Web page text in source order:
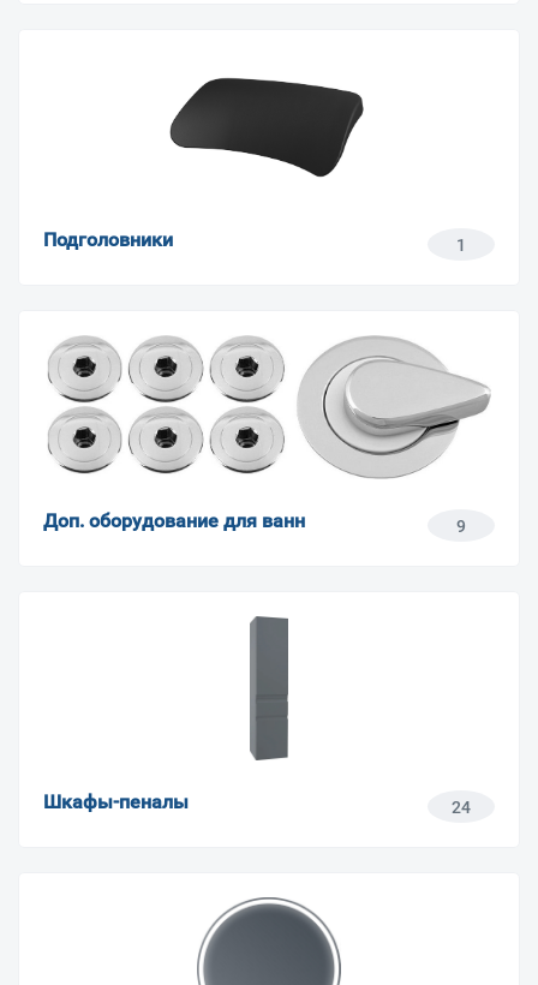
Подголовники 1
Доп. оборудование для ванн 9
Шкафы-пеналы 24